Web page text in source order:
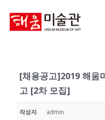
[채용공고]2019 해움
고 [2차 모집]
작성자 admin